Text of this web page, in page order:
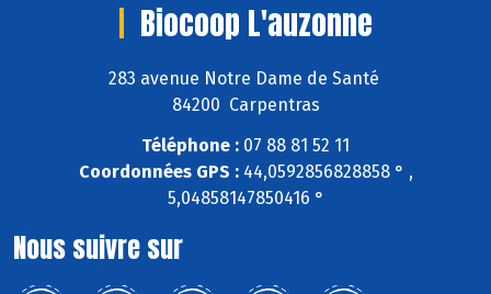
Biocoop L'auzonne
283 avenue Notre Dame de Santé
84200 Carpentras
Téléphone : 07 88 81 52 11
Coordonnées GPS :44,0592856828858 ° ,
5,04858147850416 °
Nous suivre sur